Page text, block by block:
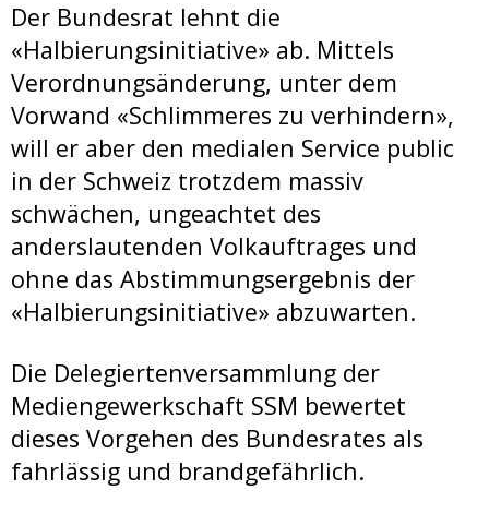
Der Bundesrat lehnt die
«Halbierungsinitiative» ab. Mittels
Verordnungsänderung, unter dem
Vorwand «Schlimmeres zu verhindern»,
will er aber den medialen Service public
in der Schweiz trotzdem massiv
schwächen, ungeachtet des
anderslautenden Volkauftrages und
ohne das Abstimmungsergebnis der
«Halbierungsinitiative» abzuwarten.
Die Delegiertenversammlung der
Mediengewerkschaft SSM bewertet
dieses Vorgehen des Bundesrates als
fahrlässig und brandgefährlich.